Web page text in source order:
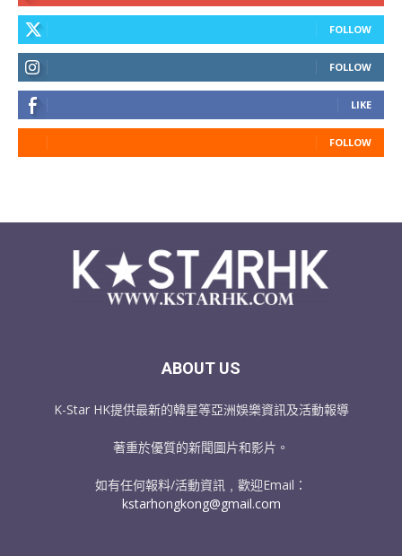
FOLLOW
FOLLOW
LIKE
FOLLOW
ABOUT US
K-Star HK提供最新的韓星等亞洲娛樂資訊及活動報導
著重於優質的新聞圖片和影片。
如有任何報料/活動資訊﹐歡迎Email：
kstarhongkong@gmail.com